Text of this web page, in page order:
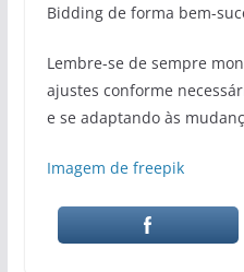
Bidding de forma bem-
Lembre-se de sempre
ajustes conforme
e se adaptando às
Imagem de freepik